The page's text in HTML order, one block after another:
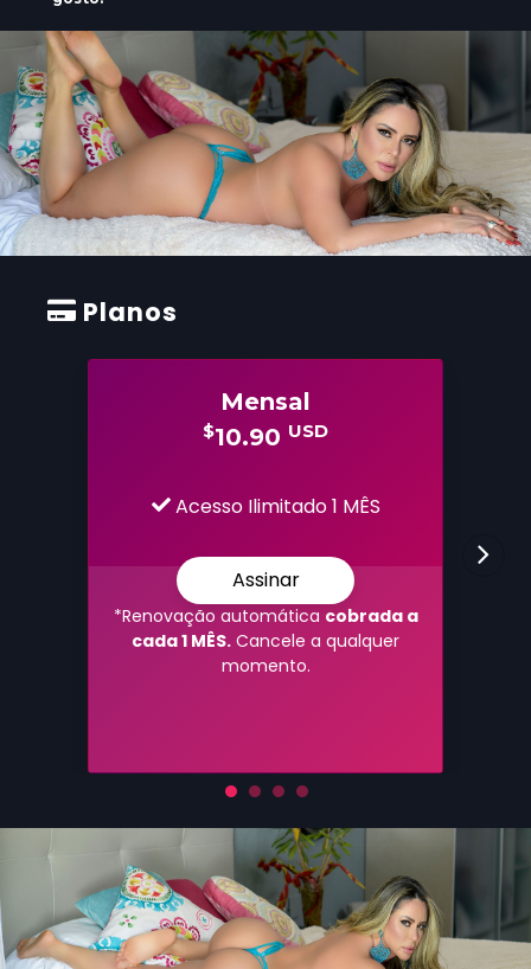
Planos
Mensal
$10.90 USD
Acesso Ilimitado 1 MÊS
Assinar
*Renovação automática cobrada a
cada 1 MÊS. Cancele a qualquer
momento.